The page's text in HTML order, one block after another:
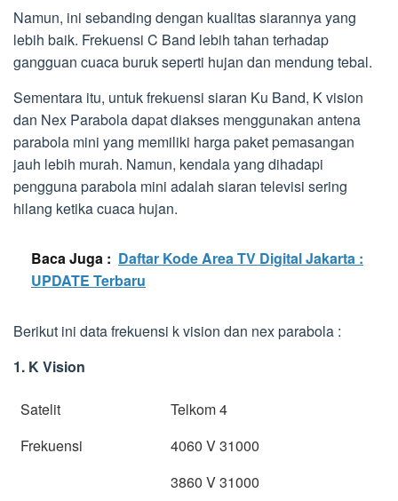
Namun, ini sebanding dengan kualitas siarannya yang
lebih baik. Frekuensi C Band lebih tahan terhadap
gangguan cuaca buruk seperti hujan dan mendung tebal.
Sementara itu, untuk frekuensi siaran Ku Band, K vision
dan Nex Parabola dapat diakses menggunakan antena
parabola mini yang memiliki harga paket pemasangan
jauh lebih murah. Namun, kendala yang dihadapi
pengguna parabola mini adalah siaran televisi sering
hilang ketika cuaca hujan.
Baca Juga : Daftar Kode Area TV Digital Jakarta :
UPDATE Terbaru
Berikut ini data frekuensi k vision dan nex parabola :
1. K Vision
Satelit
Telkom 4
Frekuensi
4060 V 31000
3860 V 31000